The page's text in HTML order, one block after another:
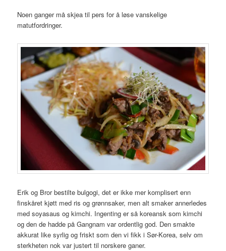
Noen ganger må skjea til pers for å løse vanskelige
matutfordringer.
Erik og Bror bestilte bulgogi, det er ikke mer komplisert enn
finskåret kjøtt med ris og grønnsaker, men alt smaker annerledes
med soyasaus og kimchi. Ingenting er så koreansk som kimchi
og den de hadde på Gangnam var ordentlig god. Den smakte
akkurat like syrlig og friskt som den vi fikk i Sør-Korea, selv om
sterkheten nok var justert til norskere ganer.